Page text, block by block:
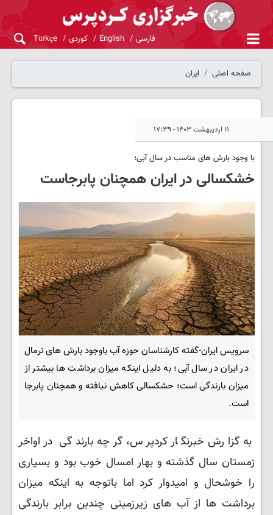
فارسی English کوردی Türkçe
صفحه اصلی ایران
۱۱ اردیبهشت ۱۴۰۳ - ۱۷:۳۹
با وجود بارش های مناسب در سال آبی؛
خشکسالی در ایران همچنان پابرجاست
سرویس ایران-گفته کارشناسان حوزه آب باوجود بارش های نرمال
در ایران در سال آبی؛ به دلیل اینکه میزان برداشت ها بیشتر از
میزان بارندگی است؛ حشکسالی کاهش نیافته و همچنان پابرجا
است.
به گزارش خبرنگار کردپرس، گرچه بارندگی در اواخر
زمستان سال گذشته و بهار امسال خوب بود و بسیاری
را خوشحال و امیدوار کرد اما باتوجه به اینکه میزان
برداشت ها از آب های زیرزمینی چندین برابر بارندگی